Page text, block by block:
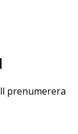
prenumerera